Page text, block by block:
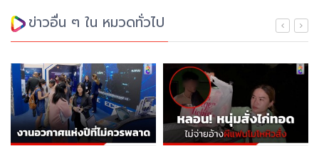
ข่าวอื่น ๆ ใน หมวดทั่วไป